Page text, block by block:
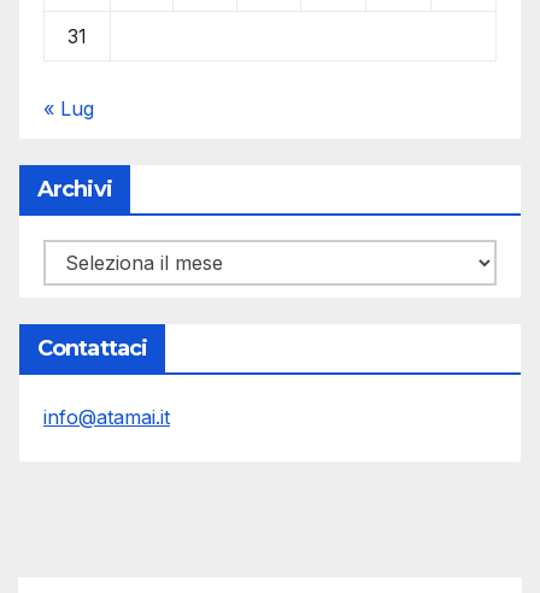
31
« Lug
Archivi
Archivi
Contattaci
info@atamai.it